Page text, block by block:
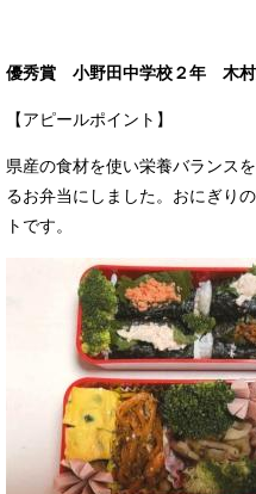
優秀賞 小野田中学校２年 木村
【アピールポイント】
県産の食材を使い栄養バランス
るお弁当にしました。おにぎり
トです。